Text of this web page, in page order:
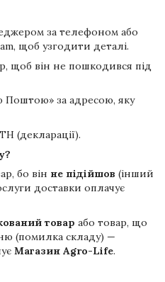
за телефоном або
щоб узгодити деталі.
щоб він не пошкодився під
Поштою» за адресою, яку
(декларації).
бо він не підійшов (інший
доставки оплачує
товар або товар, що
(помилка складу) —
Магазин Agro-Life.